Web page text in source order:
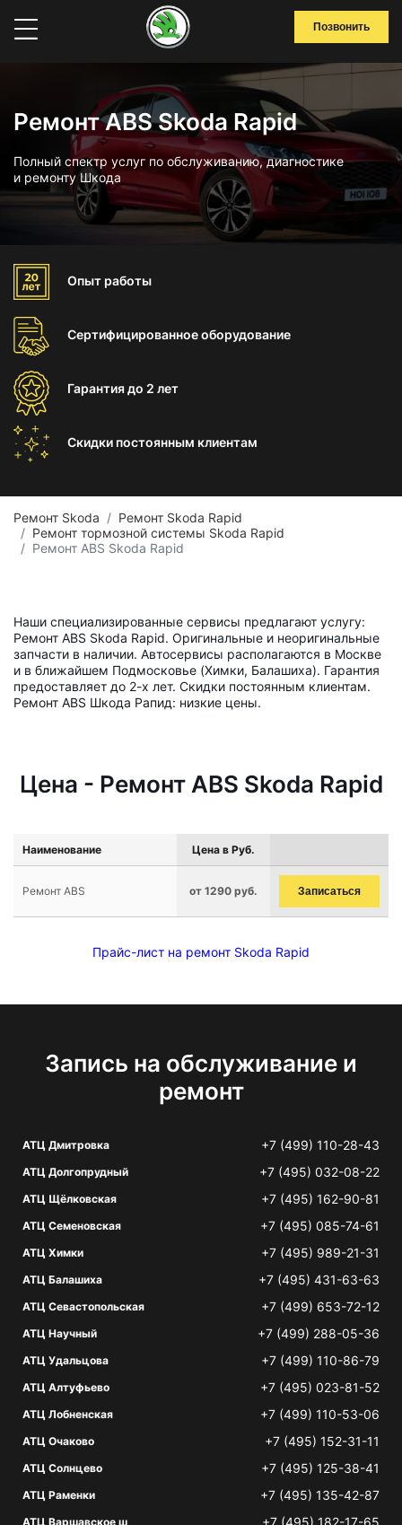
Позвонить
Ремонт ABS Skoda Rapid
Полный спектр услуг по обслуживанию, диагностике
и ремонту Шкода
Опыт работы
Сертифицированноеоборудование
Гарантиядо 2 лет
Скидки постоянным клиентам
Ремонт Skoda
Ремонт Skoda Rapid
Ремонт тормозной системы Skoda Rapid
Ремонт ABS Skoda Rapid
Наши специализированные сервисы предлагают услугу:
Ремонт ABS Skoda Rapid. Оригинальные и неоригинальные
запчасти в наличии. Автосервисы располагаются в Москве
и в ближайшем Подмосковье (Химки, Балашиха). Гарантия
предоставляет до 2-х лет. Скидки постоянным клиентам.
Ремонт ABS Шкода Рапид: низкие цены.
Цена - Ремонт ABS Skoda Rapid
Наименование Цена в Руб.
Ремонт ABS от 1290 руб. Записаться
Прайс-лист на ремонт Skoda Rapid
Запись на обслуживание и
ремонт
АТЦ Дмитровка +7 (499) 110-28-43
АТЦ Долгопрудный +7 (495) 032-08-22
АТЦ Щёлковская +7 (495) 162-90-81
АТЦ Семеновская +7 (495) 085-74-61
АТЦ Химки +7 (495) 989-21-31
АТЦ Балашиха +7 (495) 431-63-63
АТЦ Севастопольская +7 (499) 653-72-12
АТЦ Научный +7 (499) 288-05-36
АТЦ Удальцова +7 (499) 110-86-79
АТЦ Алтуфьево +7 (495) 023-81-52
АТЦ Лобненская +7 (499) 110-53-06
АТЦ Очаково +7 (495) 152-31-11
АТЦ Солнцево +7 (495) 125-38-41
АТЦ Раменки +7 (495) 135-42-87
АТЦ Варшавское ш +7 (495) 182-17-65